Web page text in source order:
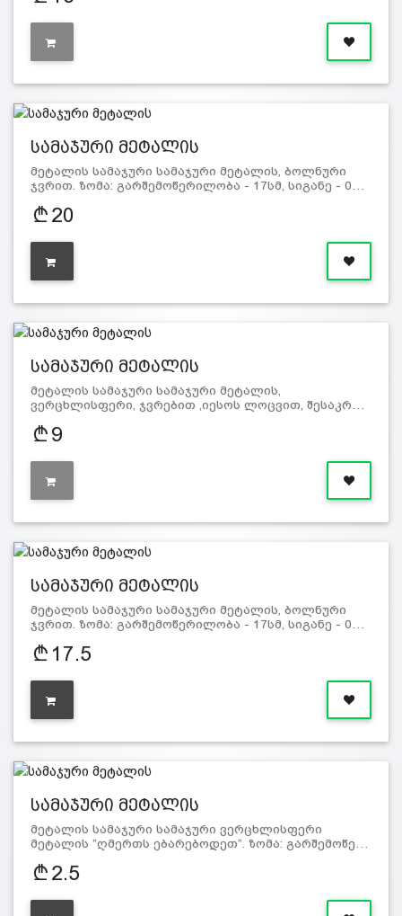
სამაჯური მეტალის
მეტალის სამაჯური სამაჯური მეტალის, ბოლნური
ჯვრით. ზომა: გარშემოწერილობა - 17სმ, სიგანე - 0…
20
სამაჯური მეტალის
მეტალის სამაჯური სამაჯური მეტალის,
ვერცხლისფერი, ჯვრებით ,იესოს ლოცვით, შესაკრ…
9
სამაჯური მეტალის
მეტალის სამაჯური სამაჯური მეტალის, ბოლნური
ჯვრით. ზომა: გარშემოწერილობა - 17სმ, სიგანე - 0…
17.5
სამაჯური მეტალის
მეტალის სამაჯური სამაჯური ვერცხლისფერი
მეტალის ”ღმერთს ებარებოდეთ”. ზომა: გარშემოწე…
2.5